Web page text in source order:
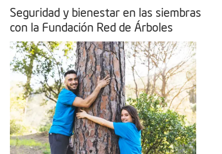
Seguridad y bienestar en las siembras
con la Fundación Red de Árboles